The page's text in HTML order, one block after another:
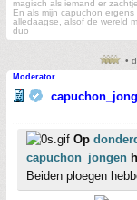
magisch als iemand er
En als mijn capuchon
alledaagse, alsof de wereld
duo
•
Moderator
Op
capuchon_jongen
Beiden ploegen